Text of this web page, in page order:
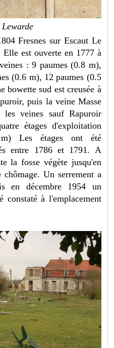
Fresnes sur Escaut Le
est ouverte en 1777 à
: 9 paumes (0.8 m),
(0.6 m), 12 paumes (0.5
sud est creusée à
puis la veine Masse
veines sauf Rapuroir
étages d'exploitation
Les étages ont été
entre 1786 et 1791. A
la fosse végète jusqu'en
chômage. Un serrement a
en décembre 1954 un
constaté à l'emplacement